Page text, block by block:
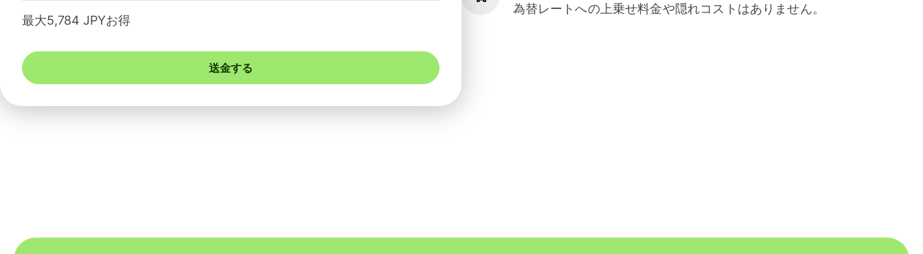
為替レートへの上乗せ料金や隠れコストはありません。
最大5,784 JPYお得
送金する